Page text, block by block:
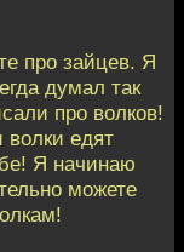
про зайцев. Я
думал так
про волков!
волки едят
Я начинаю
можете